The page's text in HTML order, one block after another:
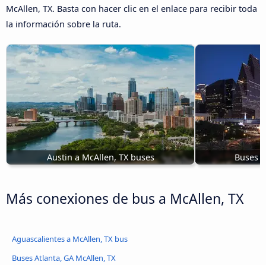
McAllen, TX. Basta con hacer clic en el enlace para recibir toda
la información sobre la ruta.
Austin a McAllen, TX buses Buses
Más conexiones de bus a McAllen, TX
Aguascalientes a McAllen, TX bus
Buses Atlanta, GA McAllen, TX